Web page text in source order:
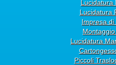
Lucidatura
Lucidatura
Impresa di
Lucidatura
Piccoli